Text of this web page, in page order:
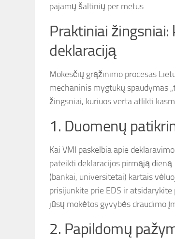
pajamų šaltinių per metus.
Praktiniai
deklaraciją
Mokesčių grąžinimo procesas
mechaninis mygtukų spaudymas
žingsniai, kuriuos verta atlikti
1. Duomenų
Kai VMI paskelbia apie
pateikti deklaracijos pirmąją
(bankai, universitetai) kartais
prisijunkite prie EDS ir
jūsų mokėtos gyvybės draudimo
2. Papildomų